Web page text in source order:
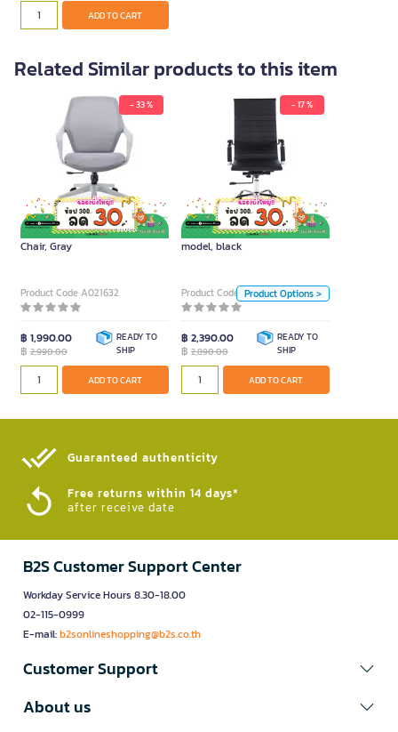
ADD TO CART
Related Similar products to this item
- 33 %
FURRADEC Lunar-Mesh Office
Chair, Gray
Product Code A021632
฿ 1,990.00
฿ 2,990.00
READY TO
SHIP
ADD TO CART
- 17 %
FURRADEC office chair, BrazeL
model, black
Product Code A021250Product Options >
฿ 2,390.00
฿ 2,890.00
READY TO
SHIP
ADD TO CART
FURRADEC office chair,
BrazeL model, black
2,890.00
Piece
Piece
Black
Body Material
PU
ADD TO CART
Guaranteed authenticity​
Free returns within 14 days*
after receive date
B2S Customer Support Center
Workday Service Hours 8.30-18.00
02-115-0999
E-mail:b2sonlineshopping@b2s.co.th
Customer Support
About us